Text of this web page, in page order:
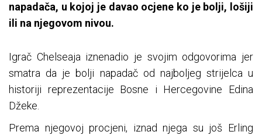
napadača, u kojoj je davao ocjene ko je bolji, lošiji
ili na njegovom nivou.
Igrač Chelseaja iznenadio je svojim odgovorima jer
smatra da je bolji napadač od najboljeg strijelca u
historiji reprezentacije Bosne i Hercegovine Edina
Džeke.
Prema njegovoj procjeni, iznad njega su još Erling